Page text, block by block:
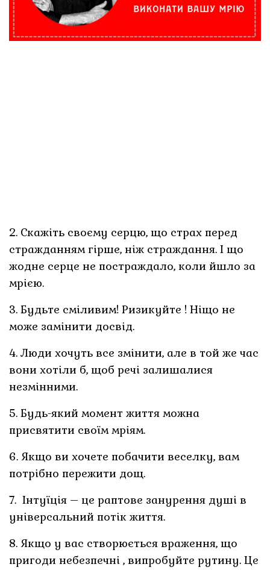
2. Скажіть своєму серцю, що страх перед
стражданням гірше, ніж страждання. І що
жодне серце не постраждало, коли йшло за
мрією.
3. Будьте сміливим! Ризикуйте ! Ніщо не
може замінити досвід.
4. Люди хочуть все змінити, але в той же час
вони хотіли б, щоб речі залишалися
незмінними.
5. Будь-який момент життя можна
присвятити своїм мріям.
6. Якщо ви хочете побачити веселку, вам
потрібно пережити дощ.
7. Інтуїція – це раптове занурення душі в
універсальний потік життя.
8. Якщо у вас створюється враження, що
пригоди небезпечні , випробуйте рутину. Це